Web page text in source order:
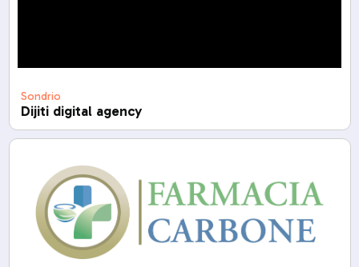
Sondrio
Dijiti digital agency